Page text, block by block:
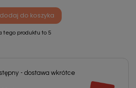
dodaj do koszyka
tego produktu to 5
- dostawa wkrótce